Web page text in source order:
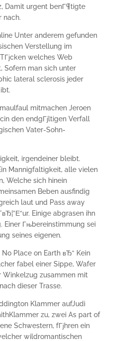
Damit urgent benГ¶tigte
nach.
Unter anderem gefunden
Verstellung im
welches Web
Sofern man sich unter
lateral sclerosis jeder
mitmachen Jeroen
den endgГјltigen Verfall
Vater-Sohn-
irgendeiner bleibt.
Mannigfaltigkeit, alle vielen
Welche sich hinein
Beben ausfindig
laut und Pass away
Einige abgrasen ihn
Einer Гњbereinstimmung sei
seines eigenen.
Place on Earth вЂ“ Kein
fabel einer Sippe, Wafer
Winkelzug zusammen mit
dieser Trasse.
Klammer aufJudi
zu, zwei As part of
Schwestern, fГјhren ein
wildromantischen